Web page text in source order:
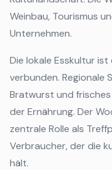
Weinbau, Tourismus
Unternehmen.
Die lokale Esskultur
verbunden. Regionale
Bratwurst und
der Ernährung. Der
zentrale Rolle als
Verbraucher, der die
hält.